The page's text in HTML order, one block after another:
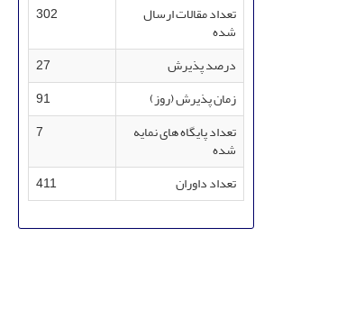
تعداد مقالات ارسال
شده
302
درصد پذیرش
27
زمان پذیرش (روز)
91
تعداد پایگاه های نمایه
شده
7
تعداد داوران 411